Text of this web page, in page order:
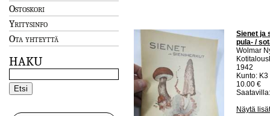
Ostoskori
Yritysinfo
Ota yhteyttä
HAKU
Sienet ja
pula- /
Wolmar
1942
Kunto:
10.00 €
Näytä